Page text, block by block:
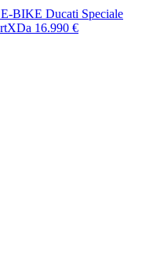
E-BIKE Ducati Speciale
Da 16.990 €